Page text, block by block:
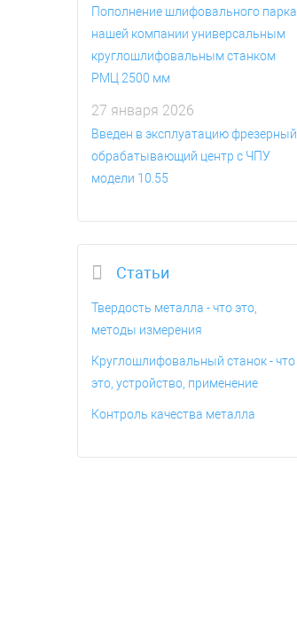
Пополнение шлифовального парка
нашей компании универсальным
круглошлифовальным станком
РМЦ 2500 мм
27 января 2026
Введен в эксплуатацию фрезерный
обрабатывающий центр с ЧПУ
модели 10.55
Статьи
Твердость металла - что это,
методы измерения
Круглошлифовальный станок - что
это, устройство, применение
Контроль качества металла